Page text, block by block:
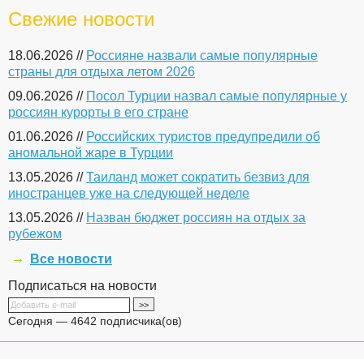
Свежие новости
18.06.2026 // Россияне назвали самые популярные
страны для отдыха летом 2026
09.06.2026 // Посол Турции назвал самые популярные у
россиян курорты в его стране
01.06.2026 // Российских туристов предупредили об
аномальной жаре в Турции
13.05.2026 //Таиланд может сократить безвиз для
иностранцев уже на следующей неделе
13.05.2026 // Назван бюджет россиян на отдых за
рубежом
Все новости
Подписаться на новости
Сегодня — 4642 подписчика(ов)